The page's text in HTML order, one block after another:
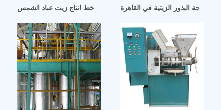
القاهرة اريتريا – خط انتاج زيت عباد الشمسمعالجة البذور الزيتية في القاهرة